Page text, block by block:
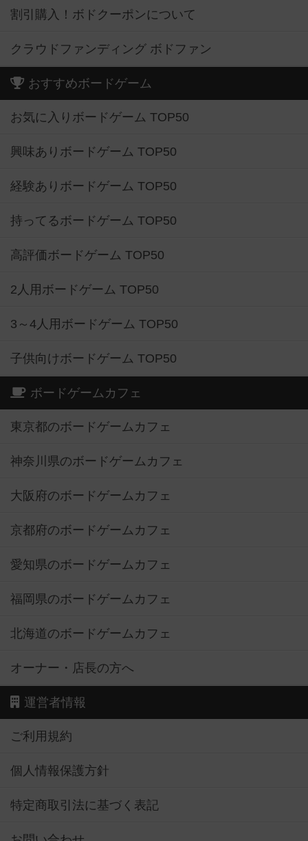
割引購入！ボドクーポンについて
クラウドファンディング ボドファン
おすすめボードゲーム
お気に入りボードゲーム TOP50
興味ありボードゲーム TOP50
経験ありボードゲーム TOP50
持ってるボードゲーム TOP50
高評価ボードゲーム TOP50
2人用ボードゲーム TOP50
3～4人用ボードゲーム TOP50
子供向けボードゲーム TOP50
ボードゲームカフェ
東京都のボードゲームカフェ
神奈川県のボードゲームカフェ
大阪府のボードゲームカフェ
京都府のボードゲームカフェ
愛知県のボードゲームカフェ
福岡県のボードゲームカフェ
北海道のボードゲームカフェ
オーナー・店長の方へ
運営者情報
ご利用規約
個人情報保護方針
特定商取引法に基づく表記